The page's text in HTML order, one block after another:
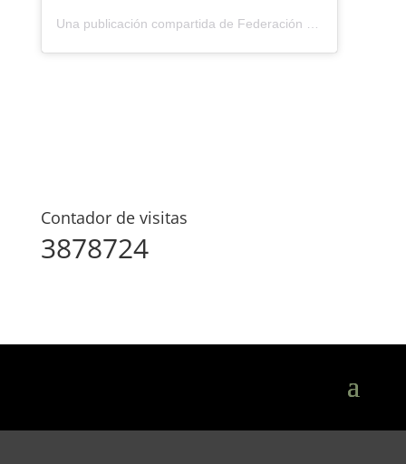
Una publicación compartida de Federación Montañismo Tenerife (@federacion_montanismo_tenerife)
Contador de visitas
3878724